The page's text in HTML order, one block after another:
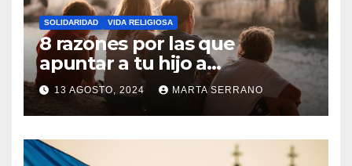
A
R
I
O
S
A
Y
SOLIDARIDAD VIDA RELIGIOSA
8 razones por las que
apuntar a tu hijo a
Catequesis
13 AGOSTO, 2024 MARTA SERRANO
N
O